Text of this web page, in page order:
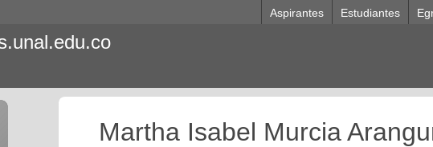
Aspirantes Estudiantes
Martha Isabel Murcia